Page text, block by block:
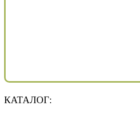
КАТАЛОГ: